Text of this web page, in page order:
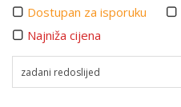
Dostupan za isporuku
Najniža cijena
zadani redoslijed